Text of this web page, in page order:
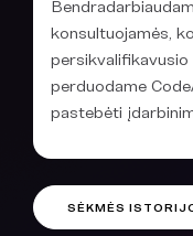
konsultuojamės,
persikvalifikavusio
perduodame
pastebėti
SĖKMĖS